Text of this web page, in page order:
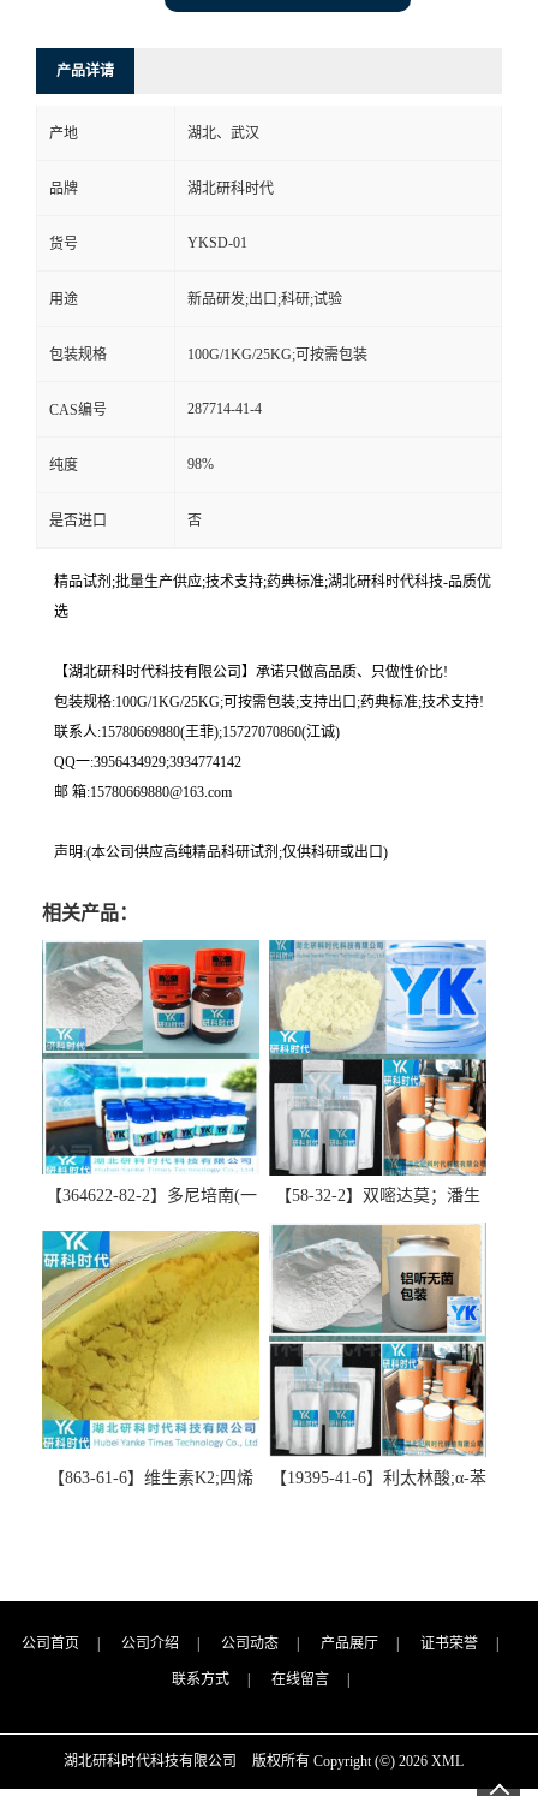
产品详请
产地 湖北、武汉
品牌 湖北研科时代
货号 YKSD-01
用途 新品研发;出口;科研;试验
包装规格 100G/1KG/25KG;可按需包装
CAS编号 287714-41-4
纯度 98%
是否进口 否
精品试剂;批量生产供应;技术支持;药典标准;湖北研科时代科技-品质优
选
【湖北研科时代科技有限公司】承诺只做高品质、只做性价比!
包装规格:100G/1KG/25KG;可按需包装;支持出口;药典标准;技术支持!
联系人:15780669880(王菲);15727070860(江诚)
QQ一:3956434929;3934774142
邮 箱:15780669880@163.com
声明:(本公司供应高纯精品科研试剂;仅供科研或出口)
相关产品：
【364622-82-2】多尼培南(一
精品科研试剂-湖北研科时代
科技-“研”无止境;“科”学创
新！支持三方验证；支持定
制；检测图谱；MSDS等技术
支持！
【58-32-2】双嘧达莫；潘生
丁-精品科研试剂-湖北研科时
代科技-“研”无止境;“科”学创
新！支持三方验证；支持定
制；检测图谱；MSDS等技术
支持！
【863-61-6】维生素K2;四烯
方验证 -业务咨询联系-王菲
【19395-41-6】利太林酸;α-苯
持三方验证；支持定制；检
公司首页 公司介绍 公司动态 产品展厅 证书荣誉
联系方式 在线留言
湖北研科时代科技有限公司 版权所有 Copyright (©) 2026 XML